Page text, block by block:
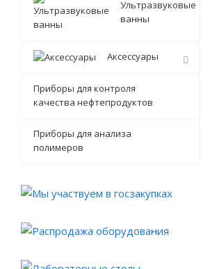
Ультразвуковые
ванны
Аксессуары
Приборы для контроля
качества нефтепродуктов
Приборы для анализа
полимеров